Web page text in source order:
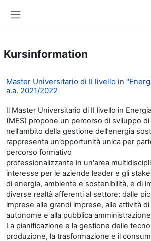
Kursinformation
Master Universitario di II livello in
a.a. 2021/2022
Il Master Universitario di II livello in
(MES) propone un percorso di sviluppo
nell’ambito della gestione dell’energia
rappresenta un’opportunità unica per
percorso formativo
professionalizzante in un'area
interesse per le aziende leader e gli
di energia, ambiente e sostenibilità, e di
diverse realtà afferenti al settore: dalle
imprese alle grandi imprese, alle attività
autonome e alla pubblica
La pianificazione e la gestione delle
produzione, la trasformazione e il